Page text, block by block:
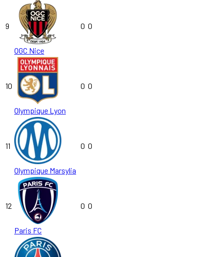
9
OGC Nice
0 0
10
Olympique Lyon
0 0
11
Olympique Marsylia
0 0
12
Paris FC
0 0